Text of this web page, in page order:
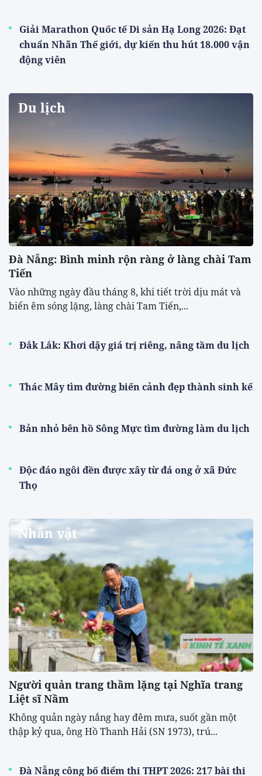
Giải Marathon Quốc tế Di sản Hạ Long 2026: Đạt
chuẩn Nhãn Thế giới, dự kiến thu hút 18.000 vận
động viên
Du lịch
Đà Nẵng: Bình minh rộn ràng ở làng chài Tam
Tiến
Vào những ngày đầu tháng 8, khi tiết trời dịu mát và
biển êm sóng lặng, làng chài Tam Tiến,...
Đắk Lắk: Khơi dậy giá trị riêng, nâng tầm du lịch
Thác Mây tìm đường biến cảnh đẹp thành sinh kế
Bản nhỏ bên hồ Sông Mực tìm đường làm du lịch
Độc đáo ngôi đền được xây từ đá ong ở xã Đức
Thọ
Nhân vật
Người quản trang thầm lặng tại Nghĩa trang
Liệt sĩ Nầm
Không quản ngày nắng hay đêm mưa, suốt gần một
thập kỷ qua, ông Hồ Thanh Hải (SN 1973), trú...
Đà Nẵng công bố điểm thi THPT 2026: 217 bài thi